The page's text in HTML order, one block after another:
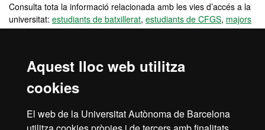
Aquest lloc web utilitza
cookies
El web de la Universitat Autònoma de Barcelona
Consulta tota la informació relacionada amb les vies d’accés a la
universitat: estudiants de batxillerat, estudiants de CFGS, majors
de 25 anys,majors de 45 anys.
d'experiència laboral,canvi d'estudis universitaris espanyols
canvi d’estudis universitaris estrangers
estudiants internacionals no titulats (
alumnes titulats (reincorporacions,universitaris UE,universitaris